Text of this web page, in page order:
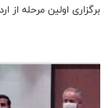
برگزاری اولین مرحله از